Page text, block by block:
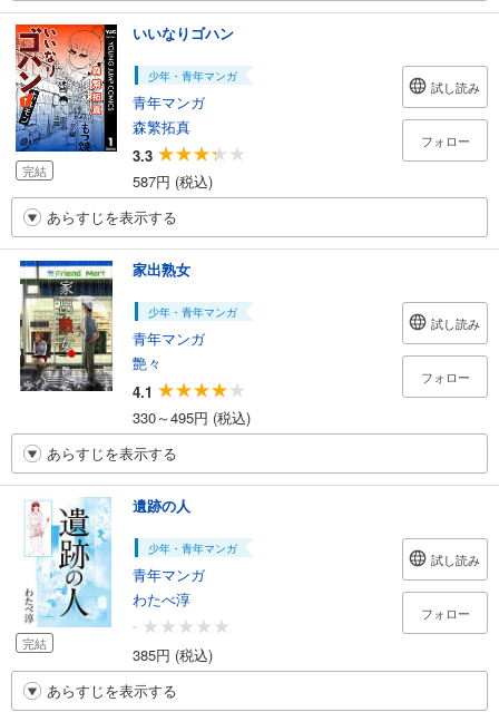
完結
いいなりゴハン
少年・青年マンガ
青年マンガ
森繁拓真
3.3
587円 (税込)
試し読み
フォロー
あらすじを表示する
家出熟女
少年・青年マンガ
青年マンガ
艶々
4.1
330～495円 (税込)
試し読み
フォロー
あらすじを表示する
完結
遺跡の人
少年・青年マンガ
青年マンガ
わたべ淳
-
385円 (税込)
試し読み
フォロー
あらすじを表示する